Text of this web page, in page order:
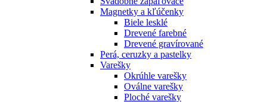
Magnetky a kľúčenky
Biele lesklé
Drevené farebné
Drevené gravírované
Perá, ceruzky a pastelky
Varešky
Okrúhle varešky
Oválne varešky
Ploché varešky